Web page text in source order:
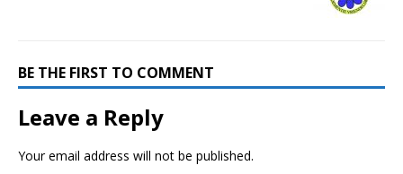
BE THE FIRST TO COMMENT
Leave a Reply
Your email address will not be published.